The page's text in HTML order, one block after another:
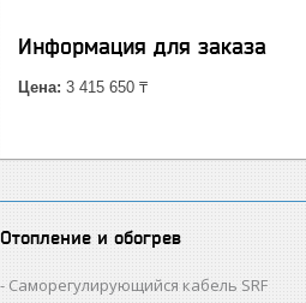
Информация для заказа
Цена: 3 415 650 ₸
Отопление и обогрев
Саморегулирующийся кабель SRF